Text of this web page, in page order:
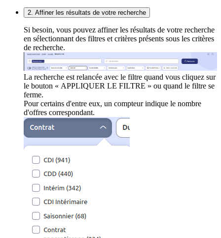
2. Affiner les résultats de votre recherche
Si besoin, vous pouvez affiner les résultats de votre recherche
en sélectionnant des filtres et critères présents sous les critères
de recherche.
La recherche est relancée avec le filtre quand vous cliquez sur
le bouton « APPLIQUER LE FILTRE » ou quand le filtre se
ferme.
Pour certains d'entre eux, un compteur indique le nombre
d'offres correspondant.